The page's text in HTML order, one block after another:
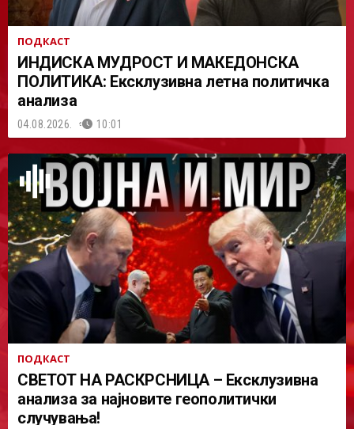
ПОДКАСТ
ИНДИСКА МУДРОСТ И МАКЕДОНСКА
ПОЛИТИКА: Ексклузивна летна политичка
анализа
04.08.2026. 10:01
ПОДКАСТ
СВЕТОТ НА РАСКРСНИЦА – Ексклузивна
анализа за најновите геополитички
случувања!